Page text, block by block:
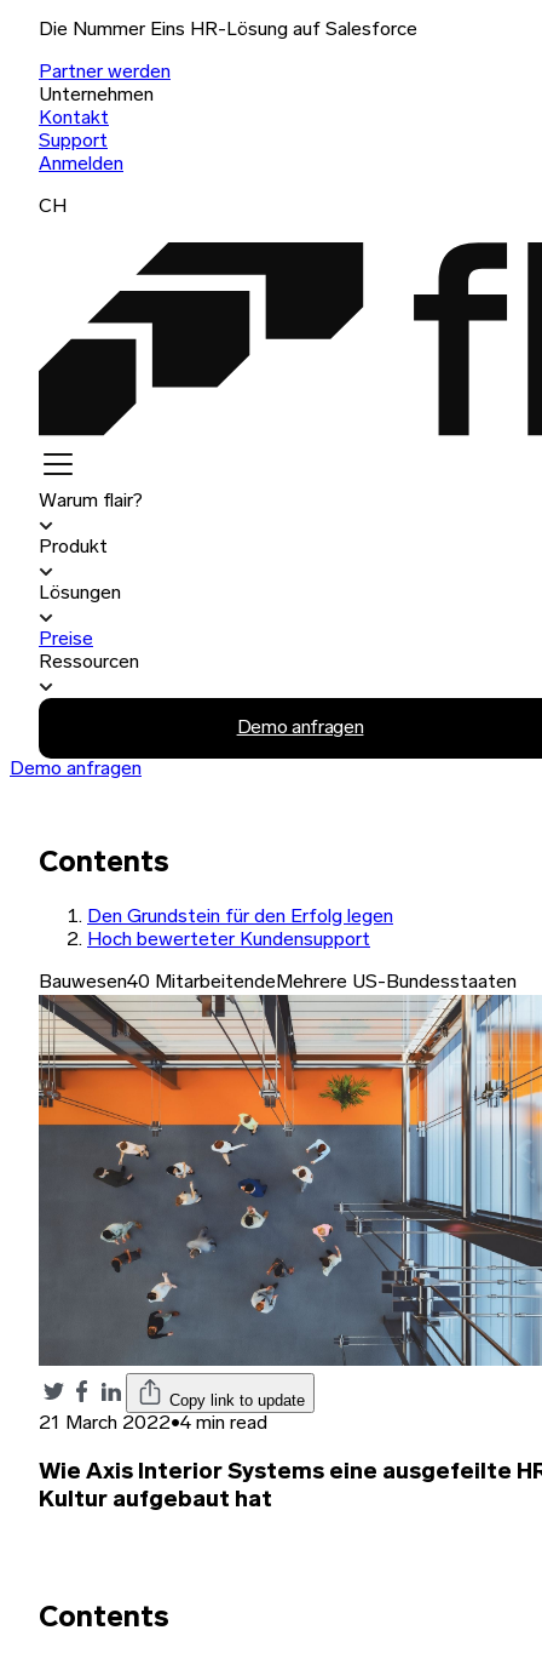
Die Nummer Eins HR-Lösung auf Salesforce
Partner werden
Unternehmen
Kontakt
Support
Anmelden
CH
Warum flair?
Produkt
Lösungen
Preise
Ressourcen
Demo anfragen
Demo anfragen
Contents
Den Grundstein für den Erfolg legen
Hoch bewerteter Kundensupport
Bauwesen40 Mitarbeitende Mehrere US-Bundesstaaten
Copy link to update
21 March 2022•4 min read
Wie Axis Interior Systems eine ausgefeilte
Kultur aufgebaut hat
Contents